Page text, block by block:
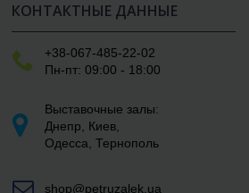
КОНТАКТНЫЕ ДАННЫЕ
+38-067-485-22-02
Пн-пт: 09:00 - 18:00
Выставочные залы:
Днепр, Киев,
Одесса, Тернополь
shop@petruzalek.ua